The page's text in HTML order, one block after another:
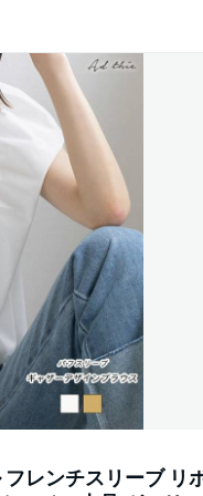
レンチスリーブ リ